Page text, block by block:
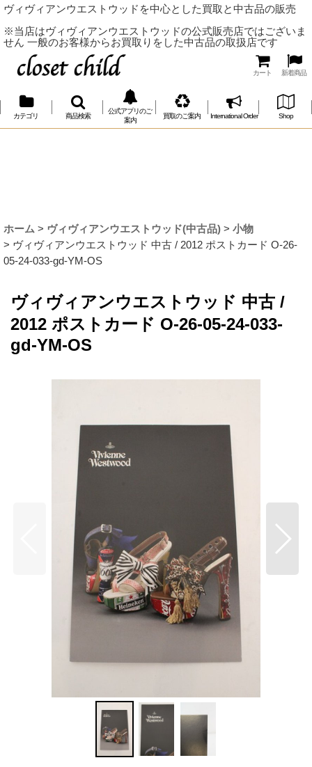
ヴィヴィアンウエストウッドを中心とした買取と中古品の販売
※当店はヴィヴィアンウエストウッドの公式販売店ではございま
せん 一般のお客様からお買取りをした中古品の取扱店です
カート 新着商品
カテゴリ 商品検索
公式アプリのご
案内
買取のご案内 International Order Shop
ホーム > ヴィヴィアンウエストウッド(中古品) > 小物
> ヴィヴィアンウエストウッド 中古 / 2012 ポストカード O-26-
05-24-033-gd-YM-OS
ヴィヴィアンウエストウッド 中古 /
2012 ポストカード O-26-05-24-033-
gd-YM-OS